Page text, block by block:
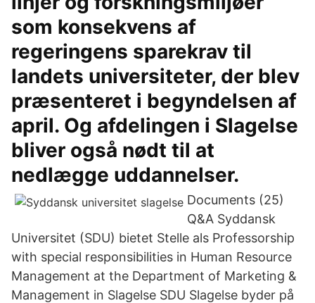
som konsekvens af
regeringens sparekrav til
landets universiteter, der blev
præsenteret i begyndelsen af
april. Og afdelingen i Slagelse
bliver også nødt til at
nedlægge uddannelser.
Documents (25)
Q&A Syddansk
Universitet (SDU) bietet Stelle als Professorship
with special responsibilities in Human Resource
Management at the Department of Marketing &
Management in Slagelse SDU Slagelse byder på